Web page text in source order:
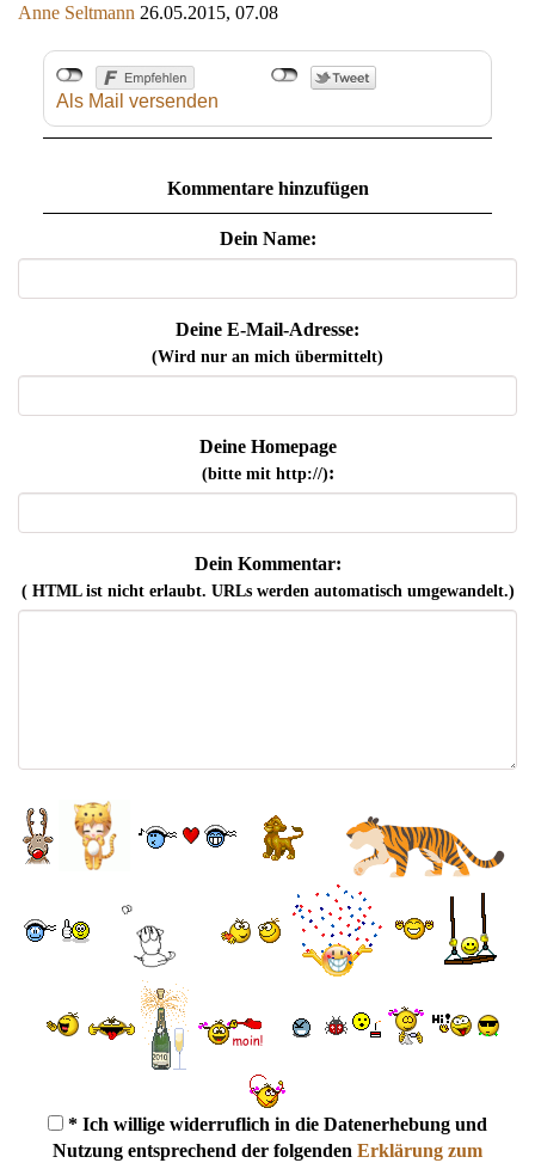
Anne Seltmann 26.05.2015, 07.08
Als Mail versenden
Kommentare hinzufügen
Dein Name:
Deine E-Mail-Adresse:
(Wird nur an mich übermittelt)
Deine Homepage
(bitte mit http://):
Dein Kommentar:
( HTML ist nichterlaubt. URLs werden automatisch umgewandelt.)
* Ich willige widerruflich in die Datenerhebung und
Nutzung entsprechend der folgenden Erklärung zum